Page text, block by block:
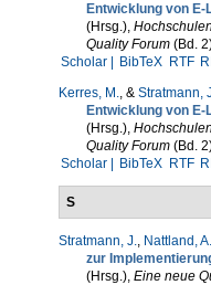
Entwicklung von
(Hrsg.),
Quality Forum(Bd.
Scholar |
BibTeX RTF
Kerres, M., & Stratmann,
Entwicklung von
(Hrsg.),
Quality Forum(Bd.
Scholar |
BibTeX RTF
S
Stratmann, J., Nattland, A.
zur
(Hrsg.), Eine neue